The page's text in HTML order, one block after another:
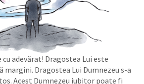
adevărat! Dragostea Lui este
margini. Dragostea Lui Dumnezeu s-a
Acest Dumnezeu iubitor poate fi